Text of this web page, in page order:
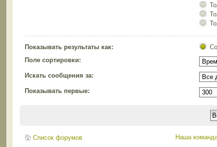
Показывать результаты как:
Поле сортировки:
Искать сообщения за:
Показывать первые:
Список форумов Наша